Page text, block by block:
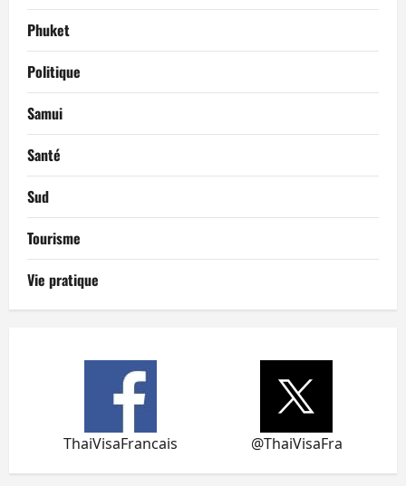
Phuket
Politique
Samui
Santé
Sud
Tourisme
Vie pratique
ThaiVisaFrancais @ThaiVisaFra